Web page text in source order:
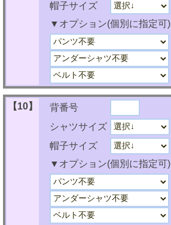
帽子サイズ
▼オプション(個別に指定可)
【10】
背番号
シャツサイズ
帽子サイズ
▼オプション(個別に指定可)